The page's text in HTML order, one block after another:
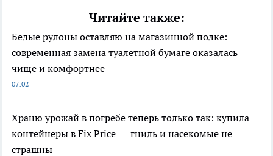
Читайте также:
Белые рулоны оставляю на магазинной полке:
современная замена туалетной бумаге оказалась
чище и комфортнее
07:02
Храню урожай в погребе теперь только так: купила
контейнеры в Fix Price — гниль и насекомые не
страшны